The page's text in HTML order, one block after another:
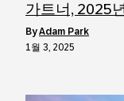
가트너, 2025
byAdam Park
1월 3, 2025